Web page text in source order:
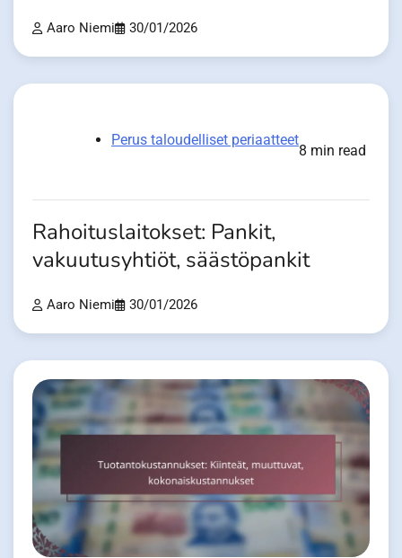
Aaro Niemi 30/01/2026
Perus taloudelliset periaatteet
8 min read
Rahoituslaitokset: Pankit,
vakuutusyhtiöt, säästöpankit
Aaro Niemi 30/01/2026